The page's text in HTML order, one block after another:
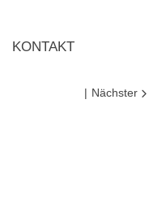
KONTAKT
Nächster